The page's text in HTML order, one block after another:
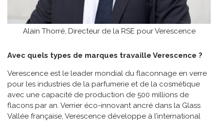
Alain Thorré, Directeur de la RSE pour Verescence
Avec quels types de marques travaille Verescence ?
Verescence est le leader mondial du flaconnage en verre
pour les industries de la parfumerie et de la cosmétique
avec une capacité de production de 500 millions de
flacons par an. Verrier éco-innovant ancré dans la Glass
Vallée française, Verescence développe à l’international